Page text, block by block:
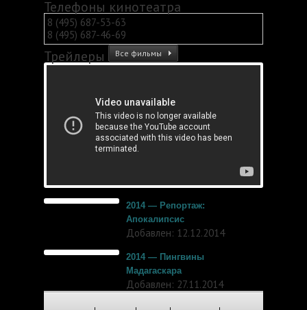
Телефоны кинотеатра
8 (495) 687-53-63
8 (495) 687-46-69
Трейлеры Все фильмы
2014 — Репортаж:
Апокалипсис
Добавлен: 12.12.2014
2014 — Пингвины
Мадагаскара
Добавлен: 27.11.2014